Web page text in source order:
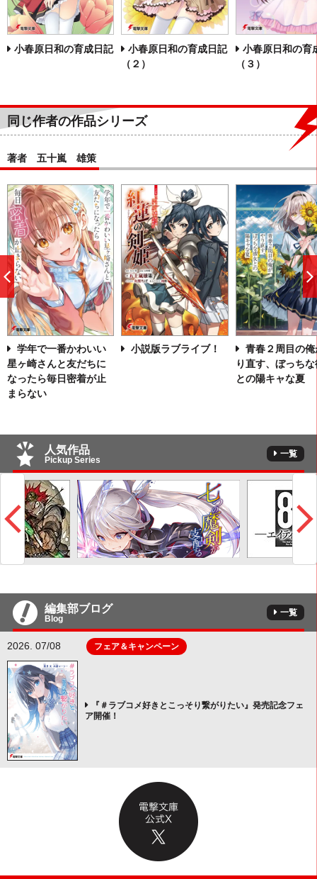
小春原日和の育成日記
小春原日和の育成日記
（２）
小春原日和の育
（３）
同じ作者の作品シリーズ
著者 五十嵐 雄策
学年で一番かわいい
星ヶ崎さんと友だちに
なったら毎日密着が止
まらない
小説版ラブライブ！
青春２周目の俺
り直す、ぼっち
との陽キャな夏
前
へ
人気作品
Pickup Series
一覧
編集部ブログ
Blog
一覧
2026. 07/08 フェア＆キャンペーン
『＃ラブコメ好きとこっそり繋がりたい』発売記念フェ
ア開催！